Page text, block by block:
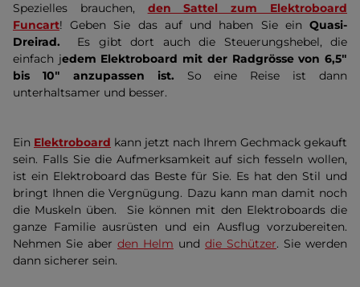
Spezielles brauchen, den Sattel zum Elektroboard
Funcart! Geben Sie das auf und haben Sie ein Quasi-
Dreirad.
Es gibt dort auch die Steuerungshebel, die
einfach jedem Elektroboard mit der Radgrösse von 6,5ʺ
bis 10ʺ anzupassen ist. So eine Reise ist dann
unterhaltsamer und besser.
Ein Elektroboard kann jetzt nach Ihrem Gechmack gekauft
sein. Falls Sie die Aufmerksamkeit auf sich fesseln wollen,
ist ein Elektroboard das Beste für Sie. Es hat den Stil und
bringt Ihnen die Vergnügung. Dazu kann man damit noch
die Muskeln üben. Sie können mit den Elektroboards die
ganze Familie ausrüsten und ein Ausflug vorzubereiten.
Nehmen Sie aber den Helm und die Schützer. Sie werden
dann sicherer sein.